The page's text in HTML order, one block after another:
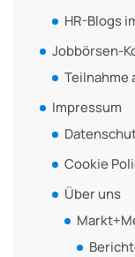
HR-Blogs
Jobbörsen-
Teilnahme
Impressum
Cookie
Über uns